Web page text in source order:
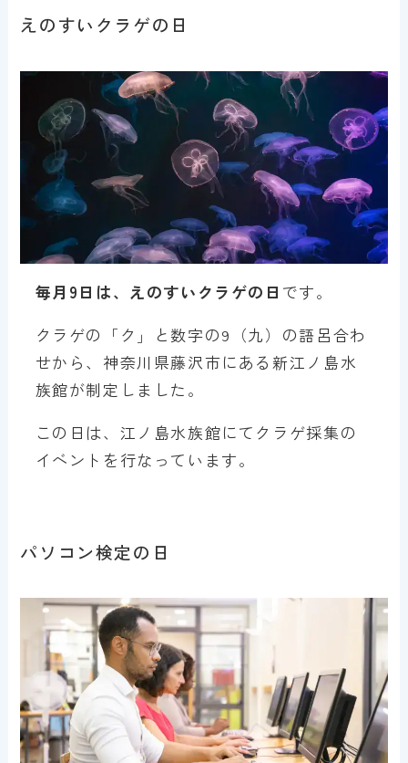
えのすいクラゲの日
毎月9日は、えのすいクラゲの日 です。
クラゲの「ク」と数字の9（九）の語呂合わ
せから、神奈川県藤沢市にある新江ノ島水
族館が制定しました。
この日は、江ノ島水族館にてクラゲ採集の
イベントを行なっています。
パソコン検定の日